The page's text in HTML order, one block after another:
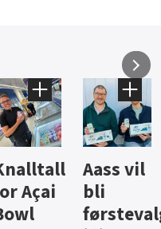
og
fra
Hard
iste fra
Hansa